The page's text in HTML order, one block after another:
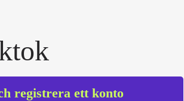
registrera ett konto